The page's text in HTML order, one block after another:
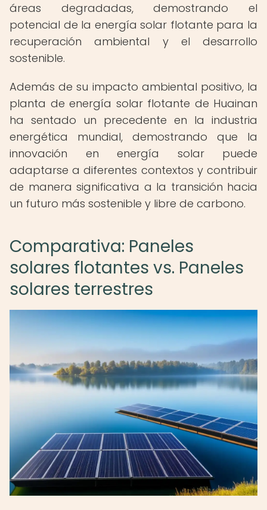
áreas degradadas, demostrando el
potencial de la energía solar flotante para la
recuperación ambiental y el desarrollo
sostenible.
Además de su impacto ambiental positivo, la
planta de energía solar flotante de Huainan
ha sentado un precedente en la industria
energética mundial, demostrando que la
innovación en energía solar puede
adaptarse a diferentes contextos y contribuir
de manera significativa a la transición hacia
un futuro más sostenible y libre de carbono.
Comparativa: Paneles
solares flotantes vs. Paneles
solares terrestres